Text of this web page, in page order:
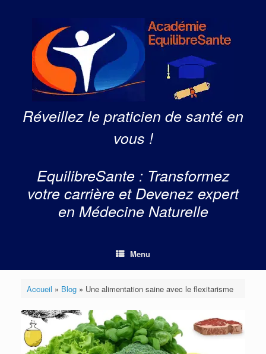
Réveillez le praticien de santé en
vous !
EquilibreSante : Transformez
votre carrière et Devenez expert
en Médecine Naturelle
Menu
Accueil » Blog» Une alimentation saine avec le flexitarisme